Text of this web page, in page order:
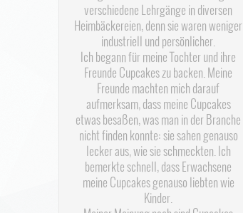
verschiedene Lehrgänge in diversen
Heimbäckereien, denn sie waren weniger
industriell und persönlicher.
Ich begann für meine Tochter und ihre
Freunde Cupcakes zu backen. Meine
Freunde machten mich darauf
aufmerksam, dass meine Cupcakes
etwas besaßen, was man in der Branche
nicht finden konnte: sie sahen genauso
lecker aus, wie sie schmeckten. Ich
bemerkte schnell, dass Erwachsene
meine Cupcakes genauso liebten wie
Kinder.